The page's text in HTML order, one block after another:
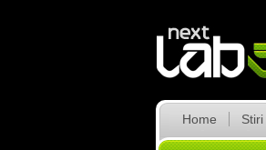
Home Stiri